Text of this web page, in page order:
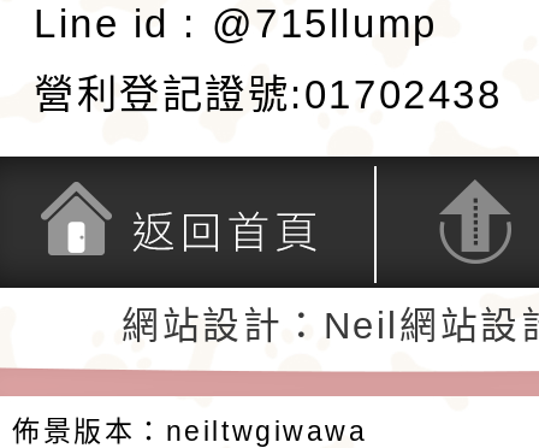
Line id : @715llump
營利登記證號:01702438
返回首頁 返回頂端
網站設計：Neil網站設
佈景版本： neiltwgiwawa